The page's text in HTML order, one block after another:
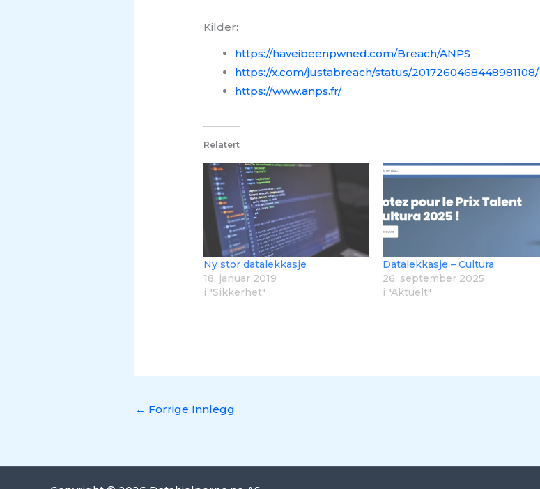
Kilder:
https://haveibeenpwned.com/Breach/ANPS
https://x.com/justabreach/status/2017260468448981108/
https://www.anps.fr/
Relatert
Ny stor datalekkasje
18. januar 2019
i "Sikkerhet"
Datalekkasje – Cultura
26. september 2025
i "Aktuelt"
← Forrige Innlegg